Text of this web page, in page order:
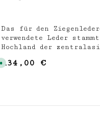
Das für den
verwendete Leder
Hochland der
Berge. Das MD Notebook
wird sich im Laufe der
Regulärer Preis:
S
o
e
134,00 €